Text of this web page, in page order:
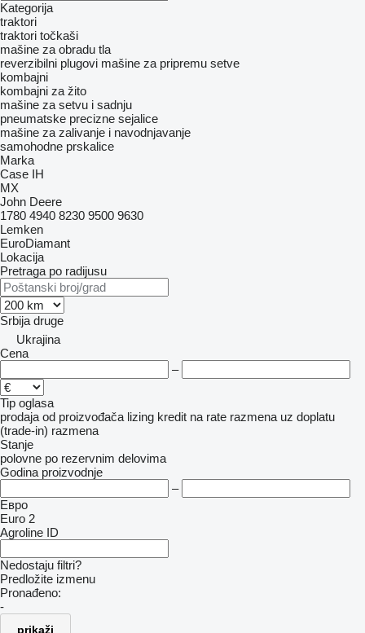
Kategorija
traktori
traktori točkaši
mašine za obradu tla
reverzibilni plugovi mašine za pripremu setve
kombajni
kombajni za žito
mašinе za setvu i sadnju
pneumatske precizne sejalice
mašine za zalivanje i navodnjavanje
samohodne prskalice
Marka
Case IH
MX
John Deere
1780 4940 8230 9500 9630
Lemken
EuroDiamant
Lokacija
Pretraga po radijusu
Srbija druge
Ukrajina
Cena
–
Tip oglasa
prodaja od proizvođača lizing kredit na rate razmena uz doplatu
(trade-in) razmena
Stanje
polovne po rezervnim delovima
Godina proizvodnje
–
Евро
Euro 2
Agroline ID
Nedostaju filtri?
Predložite izmenu
Pronađeno:
-
prikaži